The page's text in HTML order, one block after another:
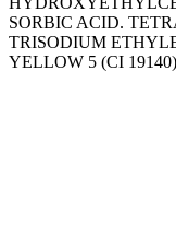
SORBIC ACID.
TRISODIUM
YELLOW 5 (CI